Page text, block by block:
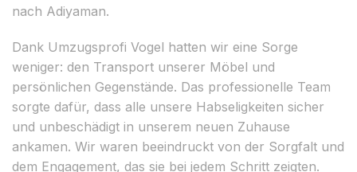
nach Adiyaman.
Dank Umzugsprofi Vogel hatten wir eine Sorge
weniger: den Transport unserer Möbel und
persönlichen Gegenstände. Das professionelle Team
sorgte dafür, dass alle unsere Habseligkeiten sicher
und unbeschädigt in unserem neuen Zuhause
ankamen. Wir waren beeindruckt von der Sorgfalt und
dem Engagement, das sie bei jedem Schritt zeigten.